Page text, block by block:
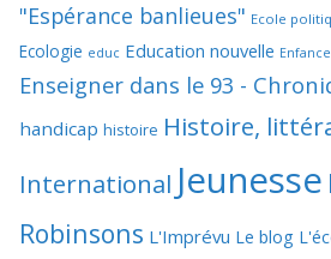
"Espérance banlieues" Ecole
Ecologie educ Education nouvelle
Enseigner dans le 93 -
handicap histoire Histoire,
International Jeunesse
Robinsons L'Imprévu Le blog